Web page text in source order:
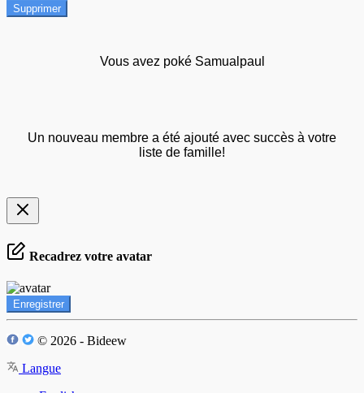
Supprimer
Vous avez poké Samualpaul
Un nouveau membre a été ajouté avec succès à votre
liste de famille!
Recadrez votre avatar
Enregistrer
© 2026 - Bideew
Langue